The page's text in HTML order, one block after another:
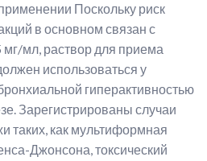
Поскольку риск
в основном связан с
мл, раствор для приема
использоваться у
гиперактивностью
Зарегистрированы случаи
таких, как мультиформная
Джонсона, токсический